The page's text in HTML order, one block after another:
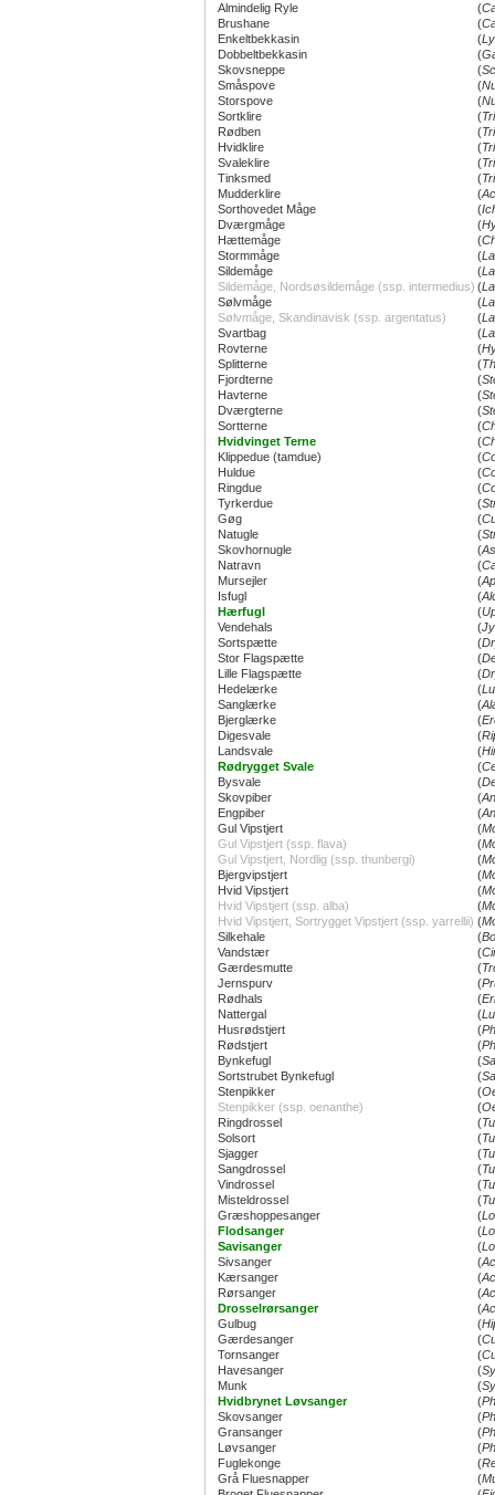
Almindelig Ryle
(
Brushane
(
Enkeltbekkasin
(
Dobbeltbekkasin
(
Skovsneppe
(
Småspove
(
Storspove
(
Sortklire
(
Rødben
(
Hvidklire
(
Svaleklire
(
Tinksmed
(
Mudderklire
(
Sorthovedet Måge
(
Dværgmåge
(
Hættemåge
(
Stormmåge
(
Sildemåge
(
Sildemåge, Nordsøsildemåge (ssp. intermedius) (
Sølvmåge
(
Sølvmåge, Skandinavisk (ssp. argentatus)
(
Svartbag
(
Rovterne
(
Splitterne
(
Fjordterne
(
Havterne
(
Dværgterne
(
Sortterne
(
Hvidvinget Terne
(
Klippedue (tamdue)
(
Huldue
(
Ringdue
(
Tyrkerdue
(
Gøg
(
Natugle
(
Skovhornugle
(
Natravn
(
Mursejler
(
Isfugl
(
Hærfugl
(
Vendehals
(
Sortspætte
(
Stor Flagspætte
(
Lille Flagspætte
(
Hedelærke
(
Sanglærke
(
Bjerglærke
(
Digesvale
(
Landsvale
(
Rødrygget Svale
(
Bysvale
(
Skovpiber
(
Engpiber
(
Gul Vipstjert
(
Gul Vipstjert (ssp. flava)
(
Gul Vipstjert, Nordlig (ssp. thunbergi)
(
Bjergvipstjert
(
Hvid Vipstjert
(
Hvid Vipstjert (ssp. alba)
(
Hvid Vipstjert, Sortrygget Vipstjert (ssp. yarrellii) (
Silkehale
(
Vandstær
(
Gærdesmutte
(
Jernspurv
(
Rødhals
(
Nattergal
(
Husrødstjert
(
Rødstjert
(
Bynkefugl
(
Sortstrubet Bynkefugl
(
Stenpikker
(
Stenpikker (ssp. oenanthe)
(
Ringdrossel
(
Solsort
(
Sjagger
(
Sangdrossel
(
Vindrossel
(
Misteldrossel
(
Græshoppesanger
(
Flodsanger
(
Savisanger
(
Sivsanger
(
Kærsanger
(
Rørsanger
(
Drosselrørsanger
(
Gulbug
(
Gærdesanger
(
Tornsanger
(
Havesanger
(
Munk
(
Hvidbrynet Løvsanger
(
Skovsanger
(
Gransanger
(
Løvsanger
(
Fuglekonge
(
Grå Fluesnapper
(